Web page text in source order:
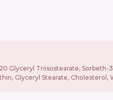
Glyceryl Triisostearate,
Glyceryl Stearate,